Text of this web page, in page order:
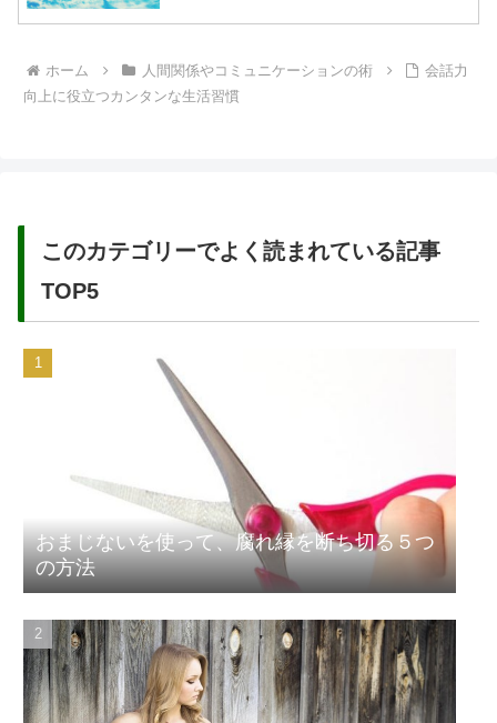
ホーム 人間関係やコミュニケーションの術
会話力
向上に役立つカンタンな生活習慣
このカテゴリーでよく読まれている記事
TOP5
おまじないを使って、腐れ縁を断ち切る５つ
の方法